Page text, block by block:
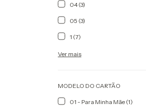
04 (3)
05 (3)
1 (7)
Ver mais
MODELO DO CARTÃO
01 - Para Minha Mãe (1)